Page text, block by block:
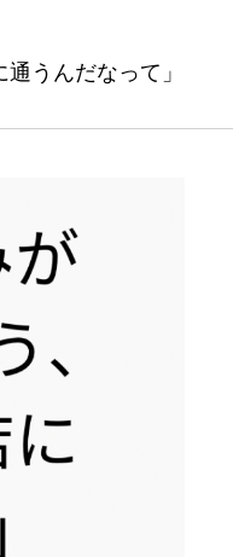
うんだなって」